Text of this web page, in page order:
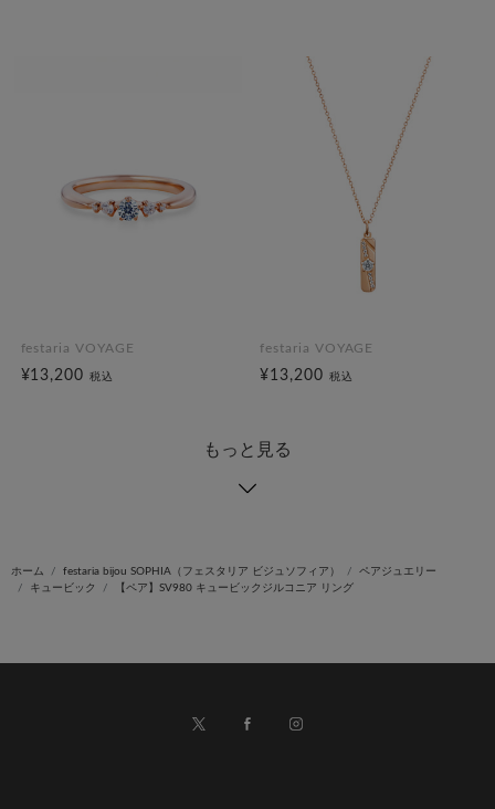
festaria VOYAGE
¥13,200税込
festaria VOYAGE
¥13,200 税込
もっと見る
ホーム festaria bijou SOPHIA（フェスタリア ビジュソフィア）
ペアジュエリー
キュービック
【ペア】SV980 キュービックジルコニア リング